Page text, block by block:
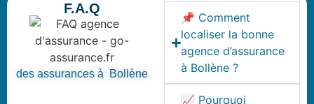
F.A.Q
des assurances à Bollène
📌 Comment
localiser la bonne
agence d’assurance
à Bollène ?
📈 Pourquoi